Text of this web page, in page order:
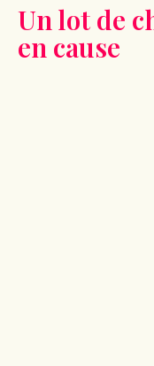
Un lot de
en cause